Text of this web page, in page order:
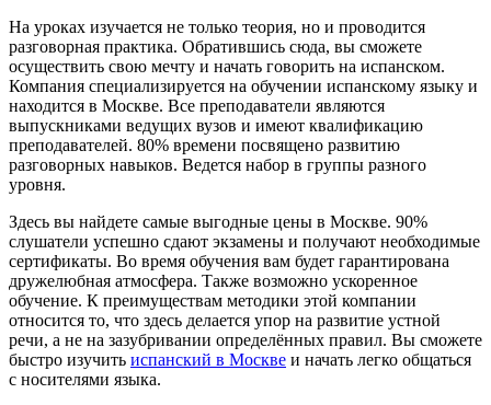
На уроках изучается не только теория, но и проводится
разговорная практика. Обратившись сюда, вы сможете
осуществить свою мечту и начать говорить на испанском.
Компания специализируется на обучении испанскому языку и
находится в Москве. Все преподаватели являются
выпускниками ведущих вузов и имеют квалификацию
преподавателей. 80% времени посвящено развитию
разговорных навыков. Ведется набор в группы разного
уровня.
Здесь вы найдете самые выгодные цены в Москве. 90%
слушатели успешно сдают экзамены и получают необходимые
сертификаты. Во время обучения вам будет гарантирована
дружелюбная атмосфера. Также возможно ускоренное
обучение. К преимуществам методики этой компании
относится то, что здесь делается упор на развитие устной
речи, а не на зазубривании определённых правил. Вы сможете
быстро изучить испанский в Москве и начать легко общаться
с носителями языка.